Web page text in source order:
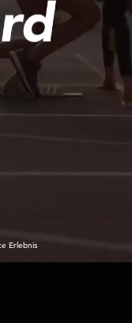
Erlebnis